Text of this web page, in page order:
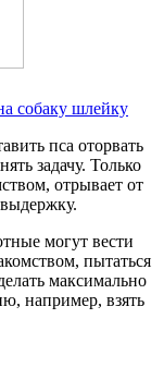
собаку шлейку
пса оторвать
задачу. Только
отрывает от
могут вести
пытаться
максимально
например, взять